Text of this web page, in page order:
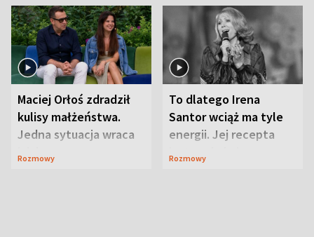
Maciej Orłoś zdradził
kulisy małżeństwa.
Jedna sytuacja wraca
jak bumerang
Rozmowy
To dlatego Irena
Santor wciąż ma tyle
energii. Jej recepta
jest zaskakująco
Rozmowy